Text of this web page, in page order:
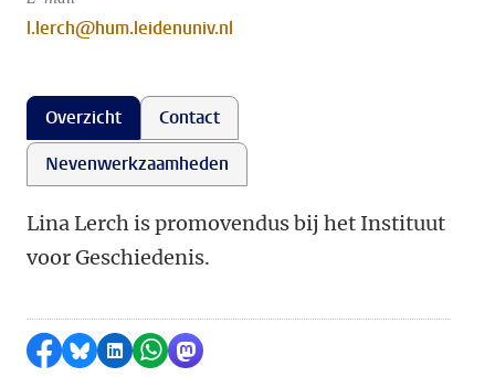
l.lerch@hum.leidenuniv.nl
Overzicht
Contact
Nevenwerkzaamheden
Lina Lerch is promovendus bij het Instituut
voor Geschiedenis.
Delen op Facebook
Delen via Bluesky
Delen op LinkedIn
Delen via WhatsApp
Delen via Mastodon